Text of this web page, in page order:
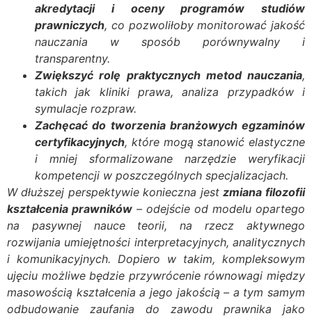
akredytacji i oceny programów studiów
prawniczych, co pozwoliłoby monitorować jakość
nauczania w sposób porównywalny i
transparentny.
Zwiększyć rolę praktycznych metod nauczania,
takich jak kliniki prawa, analiza przypadków i
symulacje rozpraw.
Zachęcać do tworzenia branżowych egzaminów
certyfikacyjnych, które mogą stanowić elastyczne
i mniej sformalizowane narzędzie weryfikacji
kompetencji w poszczególnych specjalizacjach.
W dłuższej perspektywie konieczna jest zmiana filozofii
kształcenia prawników – odejście od modelu opartego
na pasywnej nauce teorii, na rzecz aktywnego
rozwijania umiejętności interpretacyjnych, analitycznych
i komunikacyjnych. Dopiero w takim, kompleksowym
ujęciu możliwe będzie przywrócenie równowagi między
masowością kształcenia a jego jakością – a tym samym
odbudowanie zaufania do zawodu prawnika jako